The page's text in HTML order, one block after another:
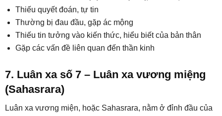
Thiếu quyết đoán, tự tin
Thường bị đau đầu, gặp ác mộng
Thiếu tin tưởng vào kiến thức, hiểu biết của bản thân
Gặp các vấn đề liên quan đến thần kinh
7. Luân xa số 7 – Luân xa vương miệng
(Sahasrara)
Luân xa vương miện, hoặc Sahasrara, nằm ở đỉnh đầu của